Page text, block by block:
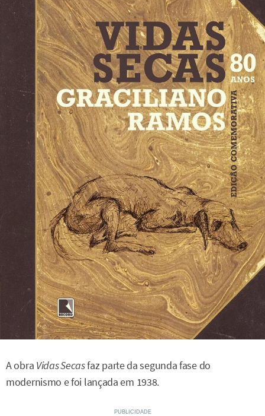
A obra Vidas Secasfaz parte da segunda fase do
modernismo e foi lançada em 1938.